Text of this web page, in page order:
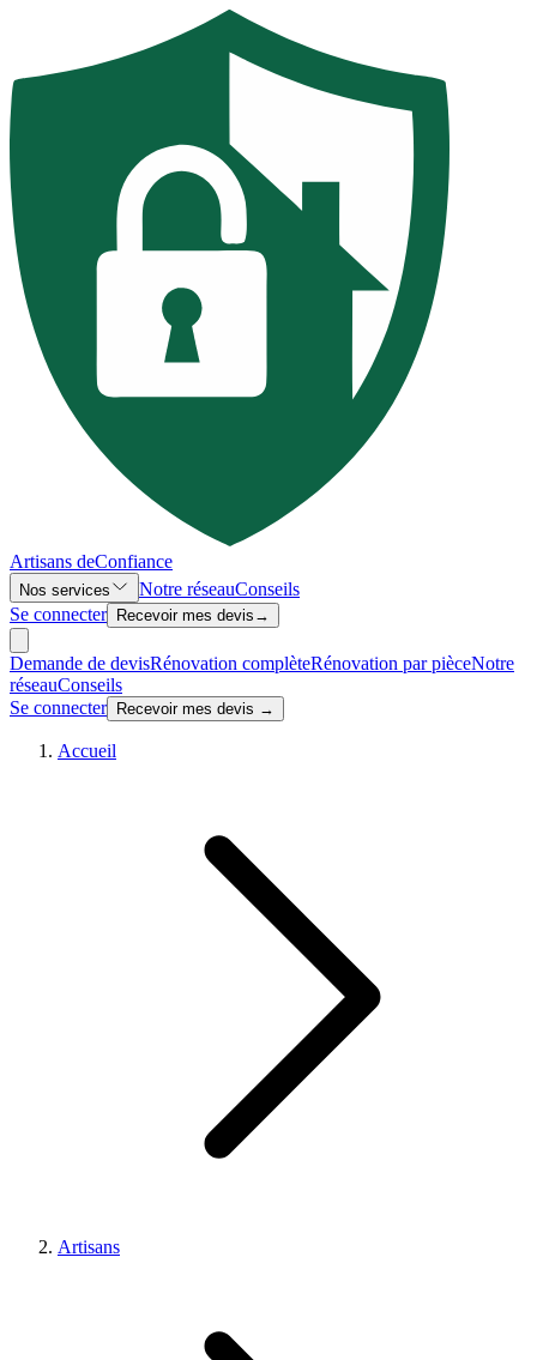
Artisans deConfiance
Nos services Notre réseauConseils
Se connecter
Recevoir mes devis →
Demande de devisRénovation complèteRénovation par pièceNotre
réseauConseils
Se connecter
Recevoir mes devis →
Accueil
Artisans